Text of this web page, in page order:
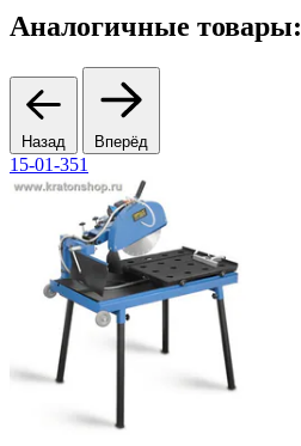
Аналогичные товары:
Назад Вперёд
15-01-351